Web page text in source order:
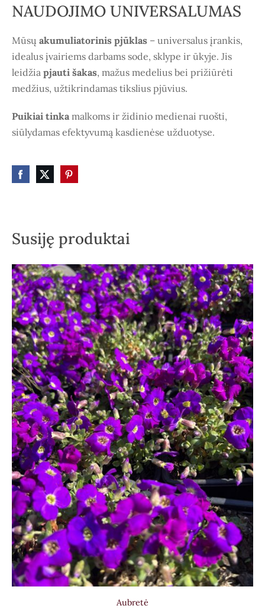
NAUDOJIMO UNIVERSALUMAS
Mūsų akumuliatorinis pjūklas – universalus įrankis,
idealus įvairiems darbams sode, sklype ir ūkyje. Jis
leidžia pjauti šakas, mažus medelius bei prižiūrėti
medžius, užtikrindamas tikslius pjūvius.
Puikiai tinka malkoms ir židinio medienai ruošti,
siūlydamas efektyvumą kasdienėse užduotyse.
Susiję produktai
Aubretė